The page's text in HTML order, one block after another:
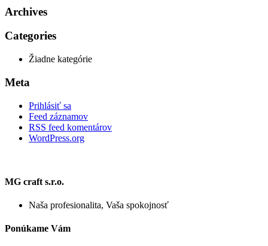
Archives
Categories
Žiadne kategórie
Meta
Prihlásiť sa
Feed záznamov
RSS feed komentárov
WordPress.org
MG craft s.r.o.
Naša profesionalita, Vaša spokojnosť
Ponúkame Vám